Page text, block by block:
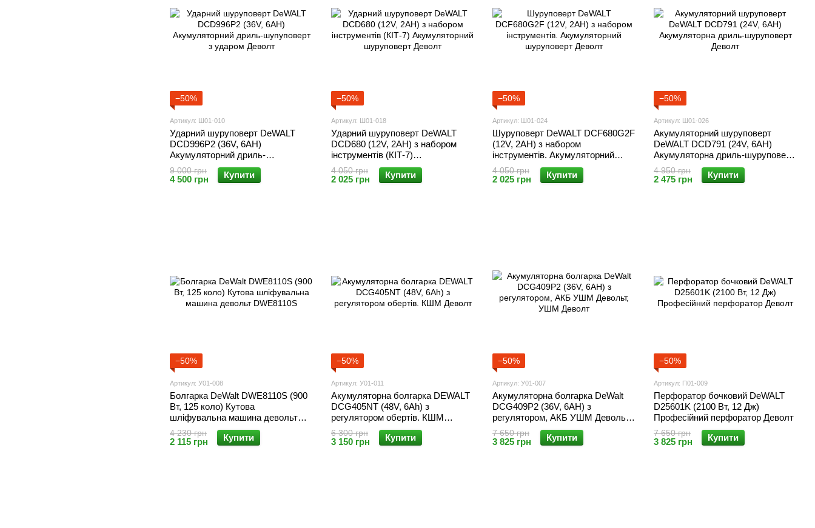
−50%
Артикул: Ш01-010
Ударний шуруповерт DeWALT
DCD996P2 (36V, 6AH)
Акумуляторний дриль-
шупуповерт з ударом Деволт
9 000 грн
4 500 грн Купити
−50%
Артикул: Ш01-018
Ударний шуруповерт DeWALT
DCD680 (12V, 2AH) з набором
інструментів (КІТ-7)
Акумуляторний шуруповерт
Деволт
4 050 грн
2 025 грн Купити
−50%
Артикул: Ш01-024
Шуруповерт DeWALT DCF680G2F
(12V, 2AH) з набором
інструментів. Акумуляторний
шуруповерт Деволт
4 050 грн
2 025 грн Купити
−50%
Артикул: Ш01-026
Акумуляторний шуруповерт
DeWALT DCD791 (24V, 6AH)
Акумуляторна дриль-шуруповерт
Деволт
4 950 грн
2 475 грн Купити
−50%
Артикул: У01-008
Болгарка DeWalt DWE8110S (900
Вт, 125 коло) Кутова
шліфувальна машина девольт
DWE8110S
4 230 грн
2 115 грн Купити
−50%
Артикул: У01-011
Акумуляторна болгарка DEWALT
DCG405NT (48V, 6Ah) з
регулятором обертів. КШМ
Деволт
6 300 грн
3 150 грн Купити
−50%
Артикул: У01-007
Акумуляторна болгарка DeWalt
DCG409P2 (36V, 6AH) з
регулятором, АКБ УШМ Девольт,
УШМ Деволт
7 650 грн
3 825 грн Купити
−50%
Артикул: П01-009
Перфоратор бочковий DeWALT
D25601K (2100 Вт, 12 Дж)
Професійний перфоратор Деволт
7 650 грн
3 825 грн Купити